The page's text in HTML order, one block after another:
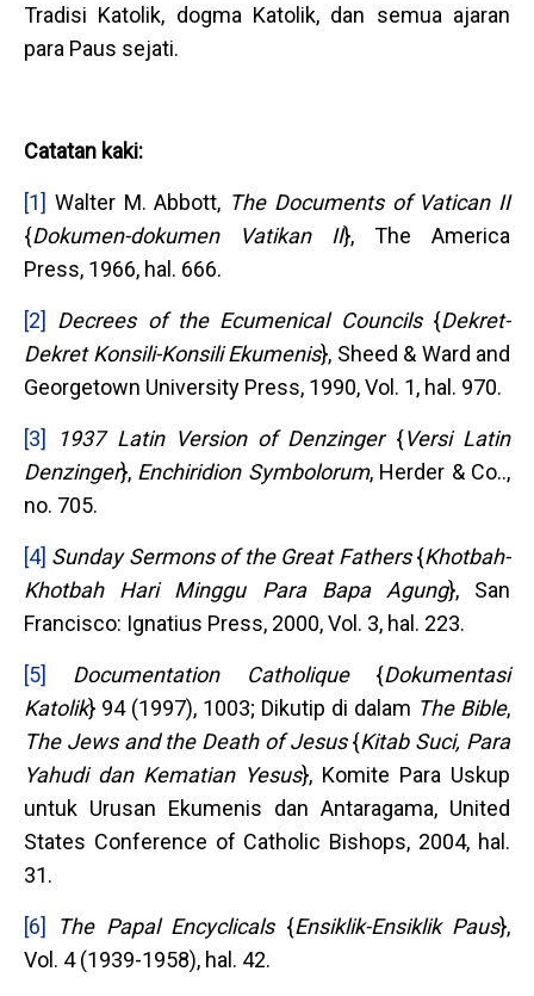
Tradisi Katolik, dogma Katolik, dan semua ajaran
para Paus sejati.
Catatan kaki:
[1] Walter M. Abbott, The Documents of Vatican II
{Dokumen-dokumen Vatikan II}, The America
Press, 1966, hal. 666.
[2] Decrees of the Ecumenical Councils{Dekret-
Dekret Konsili-Konsili Ekumenis}, Sheed & Ward and
Georgetown University Press, 1990, Vol. 1, hal. 970.
[3] 1937 Latin Version of Denzinger{Versi Latin
Denzinger}, Enchiridion Symbolorum, Herder & Co..,
no. 705.
[4] Sunday Sermons of the Great Fathers{Khotbah-
Khotbah Hari Minggu Para Bapa Agung}, San
Francisco: Ignatius Press, 2000, Vol. 3, hal. 223.
[5] Documentation Catholique{Dokumentasi
Katolik} 94 (1997), 1003; Dikutip di dalam The Bible,
The Jews and the Death of Jesus{Kitab Suci, Para
Yahudi dan Kematian Yesus}, Komite Para Uskup
untuk Urusan Ekumenis dan Antaragama, United
States Conference of Catholic Bishops, 2004, hal.
31.
[6] The Papal Encyclicals {Ensiklik-Ensiklik Paus},
Vol. 4 (1939-1958), hal. 42.